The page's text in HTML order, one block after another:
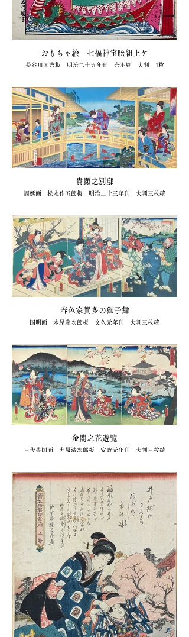
おもちゃ絵 七福神宝舩組上ケ
長谷川国吉板 明治二十五年刊 合羽刷 大判 1枚
貴顕之別邸
周延画 松永作五郎板 明治二十三年刊 大判三枚続
春色家賀多の獅子舞
国明画 木屋宗次郎板 文久元年刊 大判三枚続
金閣之花遊覧
三代豊国画 丸屋清次郎板 安政元年刊 大判三枚続